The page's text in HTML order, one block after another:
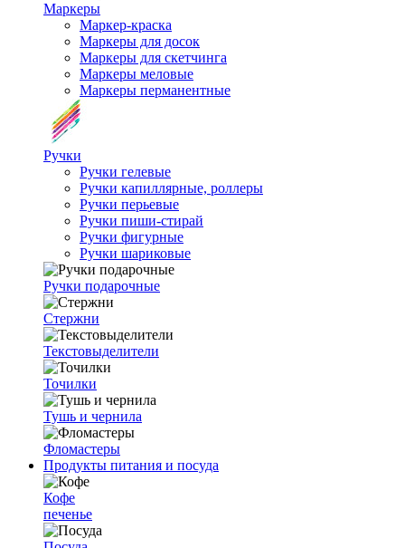
Маркеры
Маркер-краска
Маркеры для досок
Маркеры для скетчинга
Маркеры меловые
Маркеры перманентные
Ручки
Ручки гелевые
Ручки капиллярные, роллеры
Ручки перьевые
Ручки пиши-стирай
Ручки фигурные
Ручки шариковые
Ручки подарочные
Стержни
Текстовыделители
Точилки
Тушь и чернила
Фломастеры
Продукты питания и посуда
Кофе
печенье